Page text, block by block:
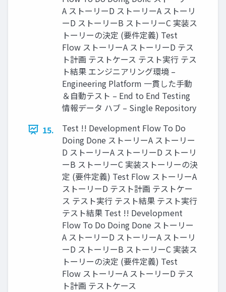
A ストーリーD ストーリーA ストーリ
ーD ストーリーB ストーリーC 実装ス
トーリーの決定 (要件定義) Test
Flow ストーリーA ストーリーD テス
ト計画 テストケース テスト実⾏ テス
ト結果 エンジニアリング環境 –
Engineering Platform 一貫した手動
＆自動テスト – End to End Testing
情報データ ハブ – Single Repository
15.
Test !! Development Flow To Do
Doing Done ストーリーA ストーリー
D ストーリーA ストーリーD ストーリ
ーB ストーリーC 実装ストーリーの決
定 (要件定義) Test Flow ストーリーA
ストーリーD テスト計画 テストケー
ス テスト実⾏ テスト結果 テスト実⾏
テスト結果 Test !! Development
Flow To Do Doing Done ストーリー
A ストーリーD ストーリーA ストーリ
ーD ストーリーB ストーリーC 実装ス
トーリーの決定 (要件定義) Test
Flow ストーリーA ストーリーD テス
ト計画 テストケース